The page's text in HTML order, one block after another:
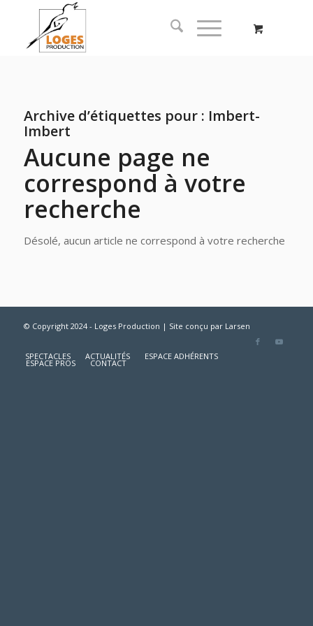
Archive d’étiquettes pour : Imbert-
Imbert
Aucune page ne
correspond à votre
recherche
Désolé, aucun article ne correspond à votre recherche
© Copyright 2024 - Loges Production | Site conçu par Larsen
SPECTACLES ACTUALITÉS ESPACE ADHÉRENTS
ESPACE PROS CONTACT